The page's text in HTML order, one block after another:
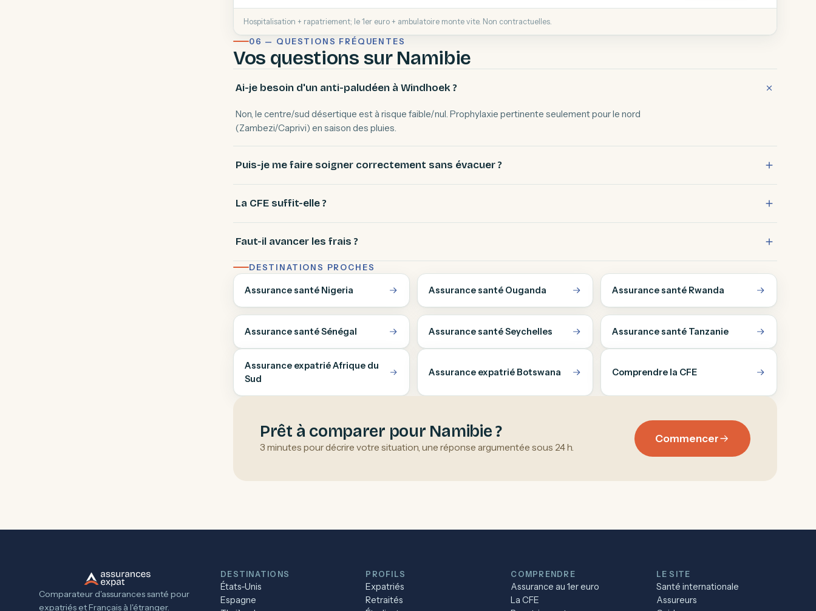
Hospitalisation + rapatriement; le 1er euro + ambulatoire monte vite. Non contractuelles.
06 — QUESTIONS FRÉQUENTES
Vos questions sur Namibie
Ai-je besoin d'un anti-paludéen à Windhoek ?
Non, le centre/sud désertique est à risque faible/nul. Prophylaxie pertinente seulement pour le nord
(Zambezi/Caprivi) en saison des pluies.
Puis-je me faire soigner correctement sans évacuer ?
La CFE suffit-elle ?
Faut-il avancer les frais ?
DESTINATIONS PROCHES
Assurance santé Nigeria Assurance santé Ouganda Assurance santé Rwanda
Assurance santé Sénégal Assurance santé Seychelles Assurance santé Tanzanie
Assurance expatrié Afrique du
Sud
Assurance expatrié Botswana Comprendre la CFE
Prêt à comparer pour Namibie ?
3 minutes pour décrire votre situation, une réponse argumentée sous 24 h.
Commencer
Comparateur d'assurances santé pour
expatriés et Français à l'étranger.
DESTINATIONS
États-Unis
Espagne
PROFILS
Expatriés
Retraités
COMPRENDRE
Assurance au 1er euro
La CFE
LE SITE
Santé internationale
Assureurs